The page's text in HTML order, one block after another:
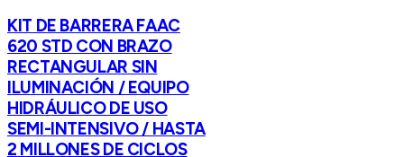
KIT DE BARRERA FAAC
620 STD CON BRAZO
RECTANGULAR SIN
ILUMINACIÓN / EQUIPO
HIDRÁULICO DE USO
SEMI-INTENSIVO / HASTA
2 MILLONES DE CICLOS